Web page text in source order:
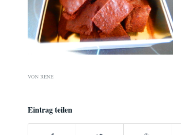
VON RENE
Eintrag teilen